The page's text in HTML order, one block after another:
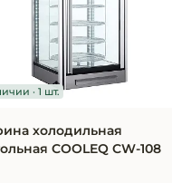
холодильная
COOLEQ CW-108
· 1 шт.